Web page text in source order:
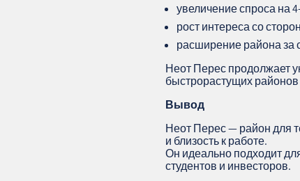
увеличение спроса на
рост интереса со
расширение района за
Неот Перес продолжает
быстрорастущих районов
Вывод
Неот Перес — район для
и близость к работе.
Он идеально подходит
студентов и инвесторов.